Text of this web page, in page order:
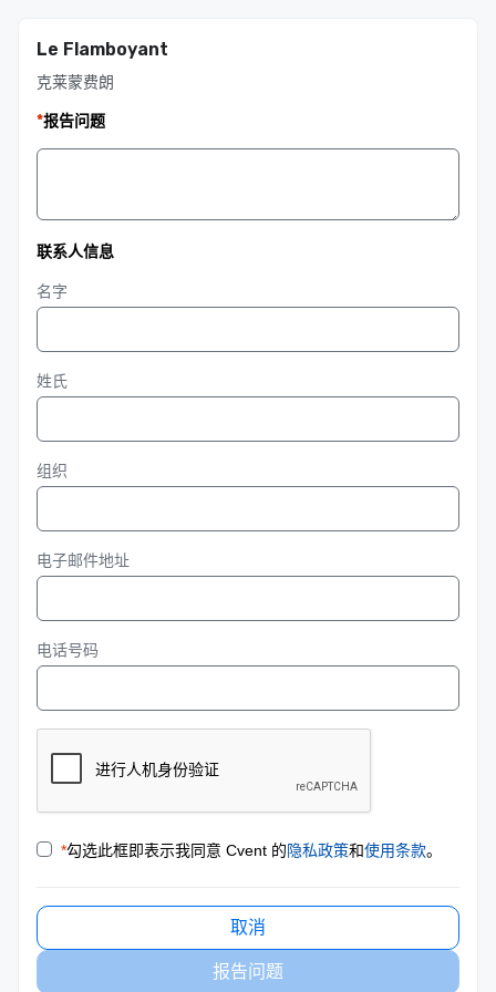
Le Flamboyant
克莱蒙费朗
*报告问题
联系人信息
名字
姓氏
组织
电子邮件地址
电话号码
*勾选此框即表示我同意 Cvent 的隐私政策和使用条款。
取消
报告问题